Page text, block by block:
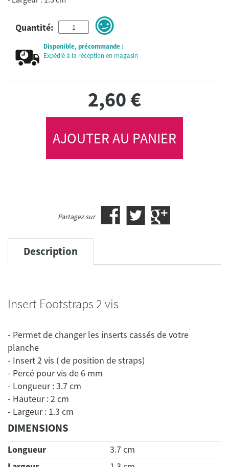
Quantité:
Disponible, précommande :
Expédié à la réception en magasin
2,60€
AJOUTER AU PANIER
Partagez sur
Description
Insert Footstraps 2 vis
- Permet de changer les inserts cassés de votre
planche
- Insert 2 vis ( de position de straps)
- Percé pour vis de 6 mm
- Longueur : 3.7 cm
- Hauteur : 2 cm
DIMENSIONS
Longueur
3.7 cm